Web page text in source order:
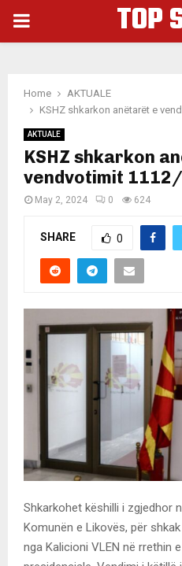
PRIMARY
TOP
Home
AKTUALE
KSHZ shkarkon anëtarët e
AKTUALE
KSHZ shkarkon
vendvotimit
May 2, 2024 0 624
SHARE 0
Shkarkohet këshilli i zgjedhor
Komunën e Likovës, për
nga Kalicioni VLEN në rrethin